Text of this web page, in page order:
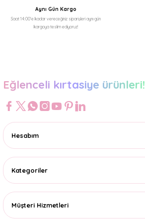
Aynı Gün Kargo
Saat 14:00'e kadar vereceğiniz siparişleri aynı gün
kargoya teslim ediyoruz!
Eğlenceli kırtasiye ürünleri!
Hesabım
Kategoriler
Müşteri Hizmetleri